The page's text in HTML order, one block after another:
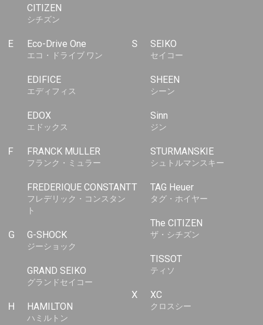
CITIZEN
シチズン
E Eco-Drive One
エコ・ドライブ ワン
EDIFICE
エディフィス
EDOX
エドックス
F FRANCK MULLER
フランク・ミュラー
FREDERIQUE CONSTANT
フレデリック・コンスタン
ト
G G-SHOCK
ジーショック
GRAND SEIKO
グランドセイコー
H HAMILTON
ハミルトン
S SEIKO
セイコー
SHEEN
シーン
Sinn
ジン
STURMANSKIE
シュトルマンスキー
T TAG Heuer
タグ・ホイヤー
The CITIZEN
ザ・シチズン
TISSOT
ティソ
X XC
クロスシー